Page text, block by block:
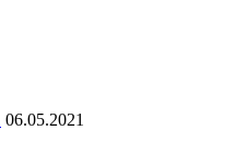
06.05.2021